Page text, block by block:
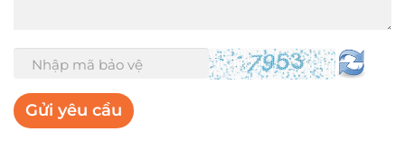
Gửi yêu cầu